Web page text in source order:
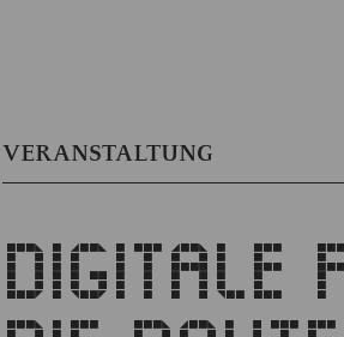
VERANSTALTUNG
DIGITALE